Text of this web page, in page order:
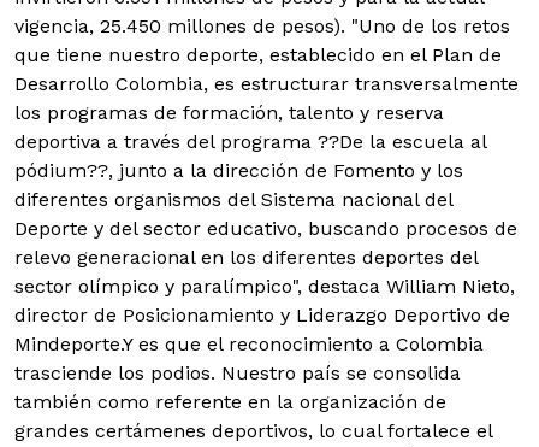
vigencia, 25.450 millones de pesos). "Uno de los retos
que tiene nuestro deporte, establecido en el Plan de
Desarrollo Colombia, es estructurar transversalmente
los programas de formación, talento y reserva
deportiva a través del programa ??De la escuela al
pódium??, junto a la dirección de Fomento y los
diferentes organismos del Sistema nacional del
Deporte y del sector educativo, buscando procesos de
relevo generacional en los diferentes deportes del
sector olímpico y paralímpico", destaca William Nieto,
director de Posicionamiento y Liderazgo Deportivo de
Mindeporte.Y es que el reconocimiento a Colombia
trasciende los podios. Nuestro país se consolida
también como referente en la organización de
grandes certámenes deportivos, lo cual fortalece el